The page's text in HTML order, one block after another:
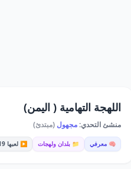
اللهجة التهامية ( اليمن)
منشئ التحدي:مجهول (مبتدئ)
🧠 معرفي 📁 بلدان ولهجات ▶️ لعبها 919